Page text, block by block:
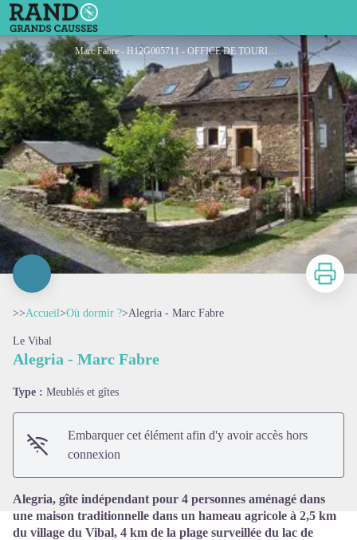
Alegria - Marc Fabre
Marc Fabre - H12G005711 - OFFICE DE TOURISME DE PARELOUP LEVEZOU
Imprimer
>>Accueil>Où dormir ?>Alegria - Marc Fabre
Le Vibal
Alegria - Marc Fabre
Type : Meublés et gîtes
Embarquer cet élément afin d'y avoir accès hors
connexion
Alegria, gîte indépendant pour 4 personnes aménagé dans
une maison traditionnelle dans un hameau agricole à 2,5 km
du village du Vibal, 4 km de la plage surveillée du lac de